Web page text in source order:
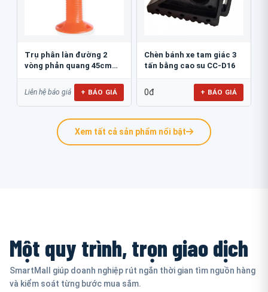
Trụ phân làn đường 2
vòng phản quang 45cm
Liên hệ báo giá + BÁO GIÁ
Chèn bánh xe tam giác 3
tấn bằng cao su CC-D16
0đ + BÁO GIÁ
Xem tất cả sản phẩm nổi bật
Một quy trình, trọn giao dịch
SmartMall giúp doanh nghiệp rút ngắn thời gian tìm nguồn hàng
và kiểm soát từng bước mua sắm.